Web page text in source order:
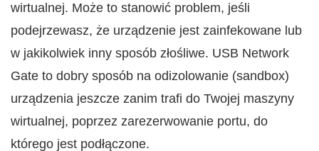
wirtualnej. Może to stanowić problem, jeśli
podejrzewasz, że urządzenie jest zainfekowane lub
w jakikolwiek inny sposób złośliwe. USB Network
Gate to dobry sposób na odizolowanie (sandbox)
urządzenia jeszcze zanim trafi do Twojej maszyny
wirtualnej, poprzez zarezerwowanie portu, do
którego jest podłączone.